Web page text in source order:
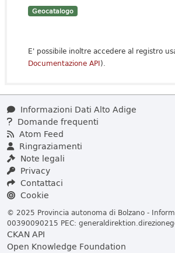
Geocatalogo
E' possibile inoltre accedere al registro
Documentazione API).
Informazioni Dati Alto Adige
Domande frequenti
Atom Feed
Ringraziamenti
Note legali
Privacy
Contattaci
Cookie
© 2025 Provincia autonoma di Bolzano -
00390090215 PEC:
CKAN API
Open Knowledge Foundation